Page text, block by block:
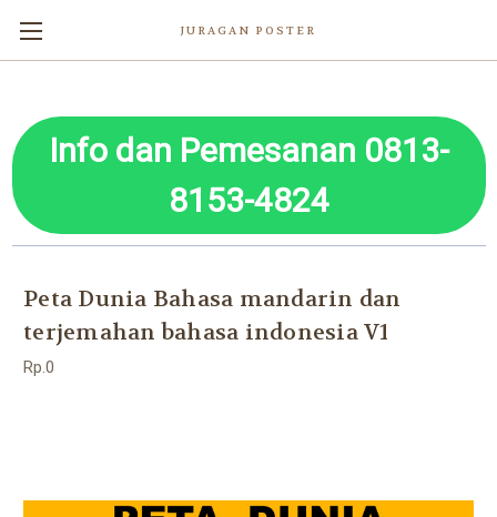
JURAGAN POSTER
Info dan Pemesanan 0813-
8153-4824
Peta Dunia Bahasa mandarin dan
terjemahan bahasa indonesia V1
Rp.0